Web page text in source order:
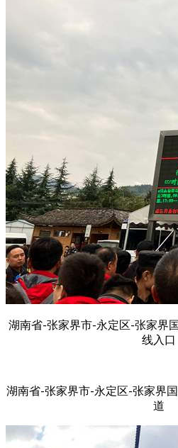
湖南省-张家界市-永定区-张家界
线入口
湖南省-张家界市-永定区-张家界
道